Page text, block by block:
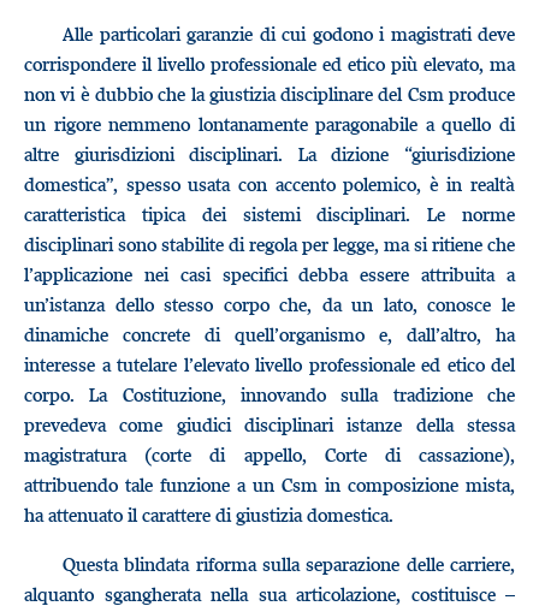
Alle particolari garanzie di cui godono i magistrati deve
corrispondere il livello professionale ed etico più elevato, ma
non vi è dubbio che la giustizia disciplinare del Csm produce
un rigore nemmeno lontanamente paragonabile a quello di
altre giurisdizioni disciplinari. La dizione “giurisdizione
domestica”, spesso usata con accento polemico, è in realtà
caratteristica tipica dei sistemi disciplinari. Le norme
disciplinari sono stabilite di regola per legge, ma si ritiene che
l’applicazione nei casi specifici debba essere attribuita a
un’istanza dello stesso corpo che, da un lato, conosce le
dinamiche concrete di quell’organismo e, dall’altro, ha
interesse a tutelare l’elevato livello professionale ed etico del
corpo. La Costituzione, innovando sulla tradizione che
prevedeva come giudici disciplinari istanze della stessa
magistratura (corte di appello, Corte di cassazione),
attribuendo tale funzione a un Csm in composizione mista,
ha attenuato il carattere di giustizia domestica.
Questa blindata riforma sulla separazione delle carriere,
alquanto sgangherata nella sua articolazione, costituisce –